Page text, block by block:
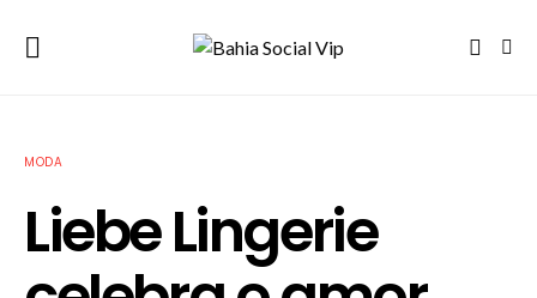
MODA
Liebe Lingerie